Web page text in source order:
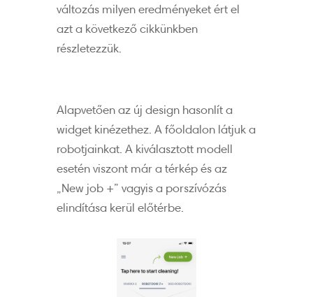
változás milyen eredményeket ért el
azt a következő cikkünkben
részletezzük.
Alapvetően az új design hasonlít a
widget kinézethez. A főoldalon látjuk a
robotjainkat. A kiválasztott modell
esetén viszont már a térkép és az
„New job +” vagyis a porszívózás
elindítása kerül előtérbe.